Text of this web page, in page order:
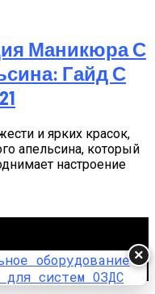
Маникюра С
Гайд С
и ярких красок,
апельсина, который
настроение
×